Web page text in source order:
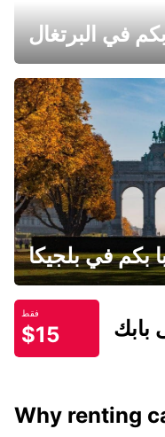
في البرتغال
بكم في بلجيكا
فقط
$15 بابك
Why renting